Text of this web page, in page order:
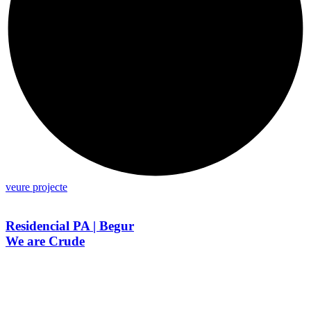
veure projecte
Residencial PA | Begur
We are Crude